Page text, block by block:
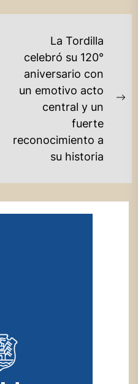
La Tordilla
celebró su 120°
aniversario con
un emotivo acto
central y un
fuerte
reconocimiento a
su historia